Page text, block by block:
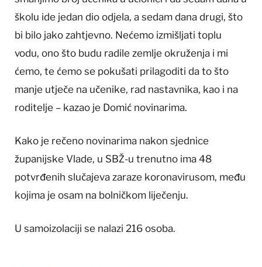
školu ide jedan dio odjela, a sedam dana drugi, što
bi bilo jako zahtjevno. Nećemo izmišljati toplu
vodu, ono što budu radile zemlje okruženja i mi
ćemo, te ćemo se pokušati prilagoditi da to što
manje utječe na učenike, rad nastavnika, kao i na
roditelje – kazao je Domić novinarima.
Kako je rečeno novinarima nakon sjednice
županijske Vlade, u SBŽ-u trenutno ima 48
potvrđenih slučajeva zaraze koronavirusom, među
kojima je osam na bolničkom liječenju.
U samoizolaciji se nalazi 216 osoba.